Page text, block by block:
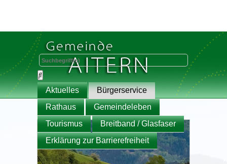
Aktuelles
Bürgerservice
Rathaus
Gemeindeleben
Tourismus
Breitband / Glasfaser
Erklärung zur Barrierefreiheit